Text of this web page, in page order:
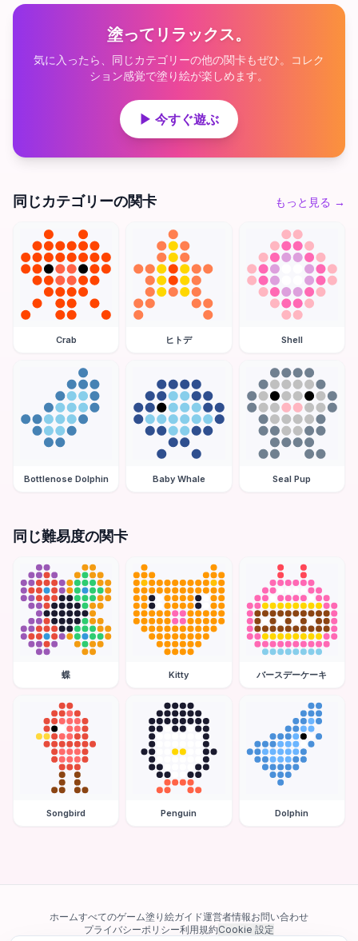
塗ってリラックス。
気に入ったら、同じカテゴリーの他の関卡もぜひ。コレク
ション感覚で塗り絵が楽しめます。
▶ 今すぐ遊ぶ
同じカテゴリーの関卡 もっと見る →
Crab ヒトデ Shell
Bottlenose Dolphin Baby Whale Seal Pup
同じ難易度の関卡
蝶 Kitty バースデーケーキ
Songbird Penguin Dolphin
ホームすべてのゲーム塗り絵ガイド運営者情報お問い合わせ
プライバシーポリシー利用規約Cookie 設定